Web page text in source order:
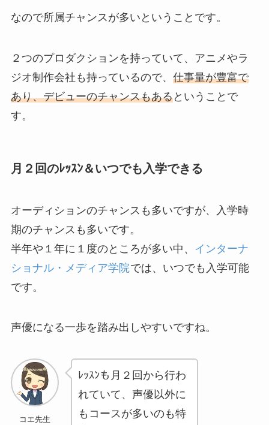
なので所属チャンスが多いということです。
２つのプロダクションを持っていて、アニメやラ
ジオ制作会社も持っているので、 仕事量が豊富で
あり、デビューのチャンスもあるということで
す。
月２回のﾚｯｽﾝ＆いつでも入学できる
オーディションのチャンスも多いですが、入学時
期のチャンスも多いです。
半年や１年に１度のところが多い中、
インターナ
ショナル・メディア学院では、 いつでも入学可能
です。
声優になる一歩を踏み出しやすいですね。
コエ先生
ﾚｯｽﾝも月２回から行わ
れていて、声優以外に
もコースが多いのも特